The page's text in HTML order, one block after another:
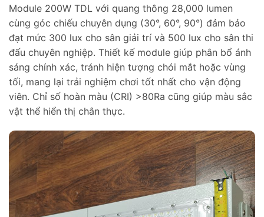
Module 200W TDL với quang thông 28,000 lumen
cùng góc chiếu chuyên dụng (30°, 60°, 90°) đảm bảo
đạt mức 300 lux cho sân giải trí và 500 lux cho sân thi
đấu chuyên nghiệp. Thiết kế module giúp phân bổ ánh
sáng chính xác, tránh hiện tượng chói mắt hoặc vùng
tối, mang lại trải nghiệm chơi tốt nhất cho vận động
viên. Chỉ số hoàn màu (CRI) >80Ra cũng giúp màu sắc
vật thể hiển thị chân thực.